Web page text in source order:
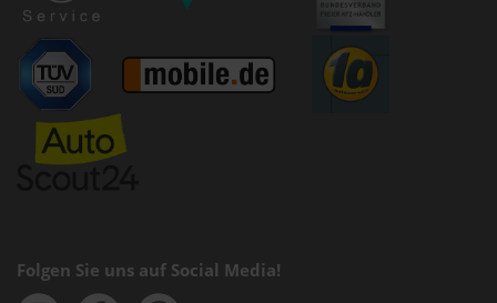
Folgen Sie uns auf Social Media!